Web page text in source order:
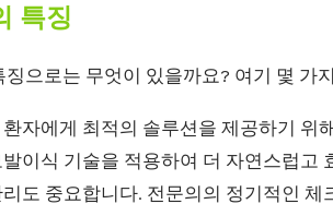
특징
징으로는 무엇이 있을까요? 여기 몇 가
환자에게 최적의 솔루션을 제공하기 위
발이식 기술을 적용하여 더 자연스럽고
도 중요합니다. 전문의의 정기적인